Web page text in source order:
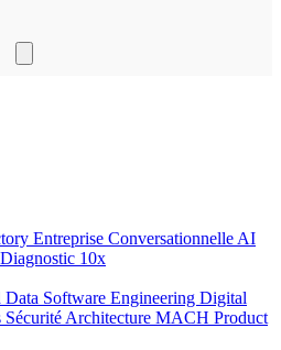
Entreprise Conversationnelle AI
Diagnostic 10x
Data Software Engineering Digital
Sécurité Architecture MACH Product